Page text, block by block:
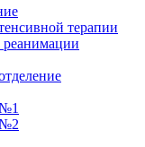
терапии
реанимации
№2